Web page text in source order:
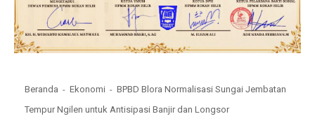
Beranda Ekonomi
BPBD Blora Normalisasi Sungai Jembatan
Tempur Ngilen untuk Antisipasi Banjir dan Longsor